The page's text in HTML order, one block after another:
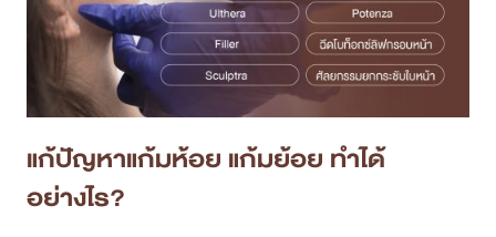
แก้ปัญหาแก้มห้อย แก้มย้อย ทำได้
อย่างไร?